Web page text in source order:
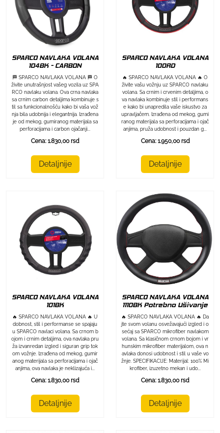
SPARCO NAVLAKA VOLANA
104BK - CARBON
🏁 SPARCO NAVLAKA VOLANA 🏁 O
živite unutrašnjost vašeg vozila uz SPA
RCO navlaku volana. Ova crna navlaka
sa crnim carbon detaljima kombinuje s
til sa funkcionalnošću kako bi vaša vož
nja bila udobnija i elegantnija. Izrađena
je od mekog, gumiranog materijala sa
perforacijama i carbon ojačanji...
Cena: 1.830,00 rsd
Detaljnije
SPARCO NAVLAKA VOLANA
100RD
🔥 SPARCO NAVLAKA VOLANA 🔥 O
živite vašu vožnju uz SPARCO navlaku
volana. Sa crnim i crvenim detaljima, o
va navlaka kombinuje stil i performans
e kako bi unapredila vaše iskustvo za
upravljačem. Izrađena od mekog, gumi
ranog materijala sa perforacijama i ojač
anjima, pruža udobnost i pouzdan g...
Cena: 1.950,00 rsd
Detaljnije
SPARCO NAVLAKA VOLANA
101BK
🔥 SPARCO NAVLAKA VOLANA 🔥 U
dobnost, stil i performanse se spajaju
u SPARCO navlaci volana. Sa crnom b
ojom i crnim detaljima, ova navlaka pru
ža izvanredan izgled i siguran grip tok
om vožnje. Izrađena od mekog, gumir
anog materijala sa perforacijama i ojač
anjima, ova navlaka je neklizajuća i...
Cena: 1.830,00 rsd
Detaljnije
SPARCO NAVLAKA VOLANA
1110BK Potrebno Ušivanje
🔥 SPARCO NAVLAKA VOLANA 🔥 Da
jte svom volanu osvežavajući izgled i o
sećaj sa SPARCO mikrofiber navlakom
volana. Sa klasičnom crnom bojom i vr
hunskim mikrofiber materijalom, ova n
avlaka donosi udobnost i stil u vaše vo
žnje. SPECIFIKACIJE: Materijal: 100% Mi
krofiber, izuzetno mekan i udo...
Cena: 1.830,00 rsd
Detaljnije